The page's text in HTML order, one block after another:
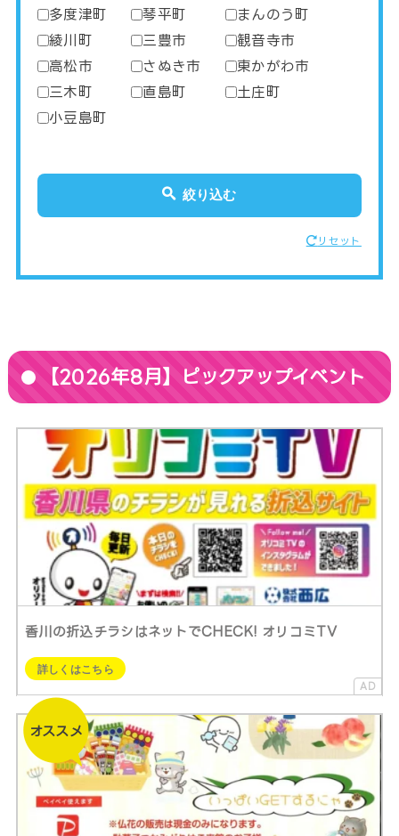
多度津町
琴平町
まんのう町
綾川町
三豊市
観音寺市
高松市
さぬき市
東かがわ市
三木町
直島町
土庄町
小豆島町
絞り込む
リセット
【2026年8月】ピックアップイベント
香川の折込チラシはネットでCHECK! オリコミTV
詳しくはこちら